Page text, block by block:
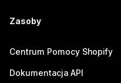
Zasoby
Centrum Pomocy Shopify
Dokumentacja API